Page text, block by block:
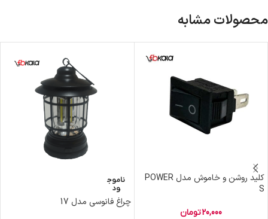
محصولات مشابه
کلید روشن و خاموش مدل POWER
S
20,000تومان
ناموج
ود
چراغ فانوسی مدل 17